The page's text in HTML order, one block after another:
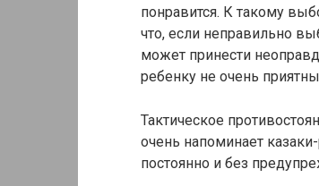
понравится. К такому
что, если неправильно
может принести
ребенку не очень
Тактическое
очень напоминает
постоянно и без